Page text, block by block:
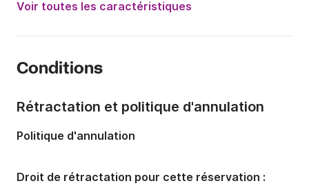
Capacité à bord:
Voir toutes les caractéristiques
Conditions
Rétractation et politique d'annulation
Politique d'annulation
Droit de rétractation pour cette réservation :